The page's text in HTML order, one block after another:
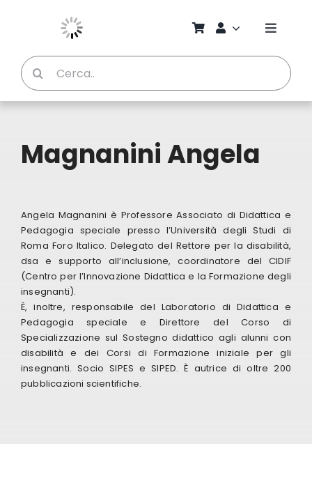
Toggle
Chi
Eventi
Cerca
per:
Magnanini Angela
Angela Magnanini è Professore Associato di Didattica e
Pedagogia speciale presso l’Università degli Studi di
Roma Foro Italico. Delegato del Rettore per la disabilità,
dsa e supporto all’inclusione, coordinatore del CIDIF
(Centro per l’Innovazione Didattica e la Formazione degli
insegnanti).
È, inoltre, responsabile del Laboratorio di Didattica e
Pedagogia speciale e Direttore del Corso di
Specializzazione sul Sostegno didattico agli alunni con
disabilità e dei Corsi di Formazione iniziale per gli
insegnanti. Socio SIPES e SIPED. È autrice di oltre 200
pubblicazioni scientifiche.